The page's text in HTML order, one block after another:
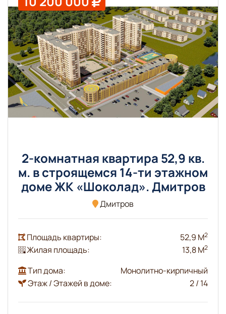
2-комнатная квартира 52,9 кв.
м. в строящемся 14-ти этажном
доме ЖК «Шоколад». Дмитров
Дмитров
Площадь квартиры: 52,9 М2
Жилая площадь: 13,8 М2
Тип дома:
Монолитно-кирпичный
Этаж / Этажей в доме:
2 / 14